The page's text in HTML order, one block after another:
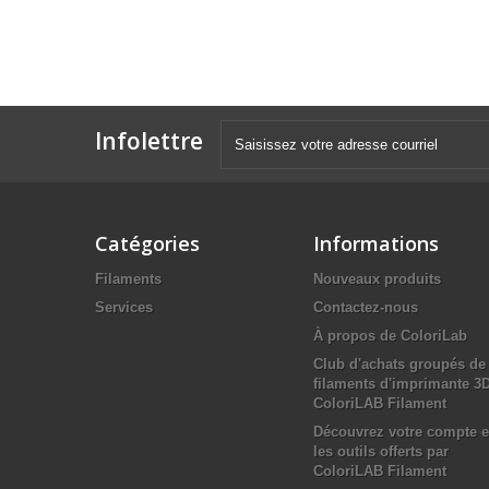
Infolettre
Catégories
Filaments
Services
Informations
Nouveaux produits
Contactez-nous
À propos de ColoriLab
Club d'achats groupés de
filaments d'imprimante
ColoriLAB Filament
Découvrez votre compte
les outils offerts par
ColoriLAB Filament